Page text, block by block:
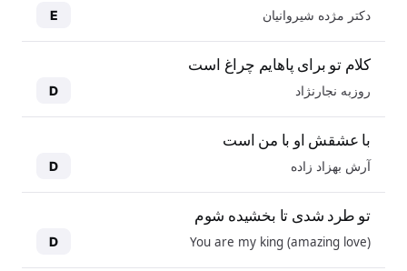
دکتر مژده شیروانیان E
کلام تو برای پاهایم چراغ است
روزبه نجارنژاد D
با عشقش او با من است
آرش بهزاد زاده D
تو طرد شدی تا بخشیده شوم
You are my king (amazing love)
D